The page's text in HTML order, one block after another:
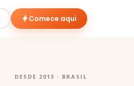
Comece aqui
DESDE 2013 · BRASIL